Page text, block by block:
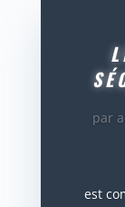
par
est